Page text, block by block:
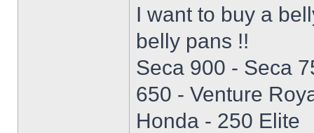
I want to buy a
belly pans !!
Seca 900 - Seca
650 - Venture
Honda - 250 Elite